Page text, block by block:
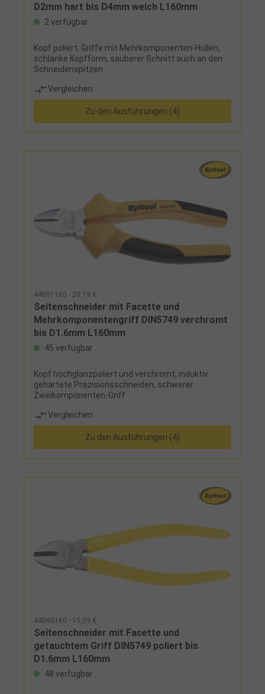
D2mm hart bis D4mm weich L160mm
2 verfügbar
Kopf poliert, Griffe mit Mehrkomponenten-Hüllen,
schlanke Kopfform, sauberer Schnitt auch an den
Schneidenspitzen
Vergleichen
Zu den Ausführungen (4)
44091160 - 20,19 €
Seitenschneider mit Facette und
Mehrkomponentengriff DIN5749 verchromt
bis D1,6mm L160mm
45 verfügbar
Kopf hochglanzpoliert und verchromt, induktiv
gehärtete Präzisionsschneiden, schwerer
Zweikomponenten-Griff
Vergleichen
Zu den Ausführungen (4)
44090160 - 15,09 €
Seitenschneider mit Facette und
getauchtem Griff DIN5749 poliert bis
D1,6mm L160mm
48 verfügbar